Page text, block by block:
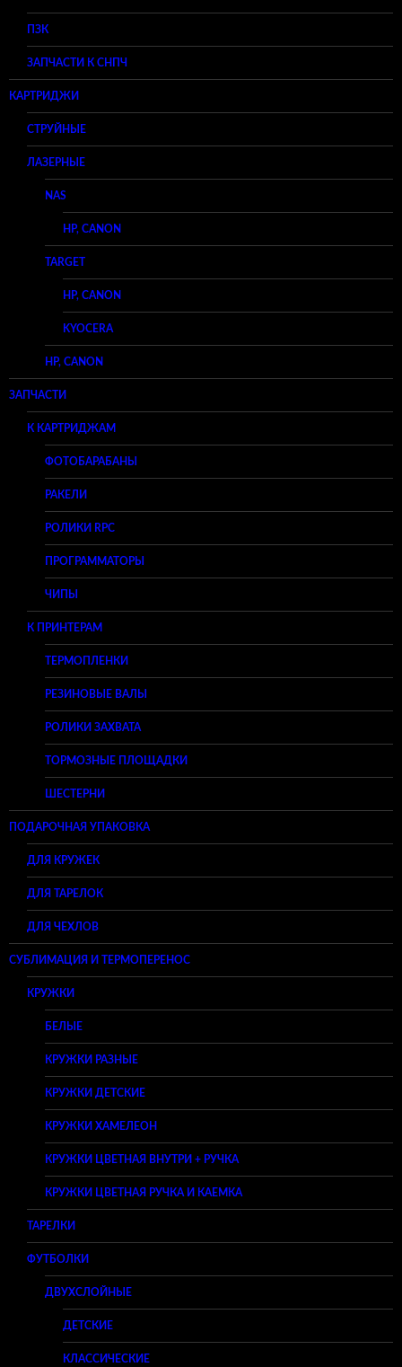
ПЗК
ЗАПЧАСТИ К СНПЧ
КАРТРИДЖИ
СТРУЙНЫЕ
ЛАЗЕРНЫЕ
NAS
HP, CANON
TARGET
HP, CANON
KYOCERA
HP, CANON
ЗАПЧАСТИ
К КАРТРИДЖАМ
ФОТОБАРАБАНЫ
РАКЕЛИ
РОЛИКИ RPC
ПРОГРАММАТОРЫ
ЧИПЫ
К ПРИНТЕРАМ
ТЕРМОПЛЕНКИ
РЕЗИНОВЫЕ ВАЛЫ
РОЛИКИ ЗАХВАТА
ТОРМОЗНЫЕ ПЛОЩАДКИ
ШЕСТЕРНИ
ПОДАРОЧНАЯ УПАКОВКА
ДЛЯ КРУЖЕК
ДЛЯ ТАРЕЛОК
ДЛЯ ЧЕХЛОВ
СУБЛИМАЦИЯ И ТЕРМОПЕРЕНОС
КРУЖКИ
БЕЛЫЕ
КРУЖКИ РАЗНЫЕ
КРУЖКИ ДЕТСКИЕ
КРУЖКИ ХАМЕЛЕОН
КРУЖКИ ЦВЕТНАЯ ВНУТРИ + РУЧКА
КРУЖКИ ЦВЕТНАЯ РУЧКА И КАЕМКА
ТАРЕЛКИ
ФУТБОЛКИ
ДВУХСЛОЙНЫЕ
ДЕТСКИЕ
КЛАССИЧЕСКИЕ